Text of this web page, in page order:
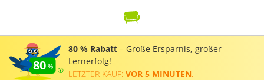
80
80 % Rabatt – Große Ersparnis, großer
Lernerfolg!
LETZTER KAUF: VOR 5 MINUTEN